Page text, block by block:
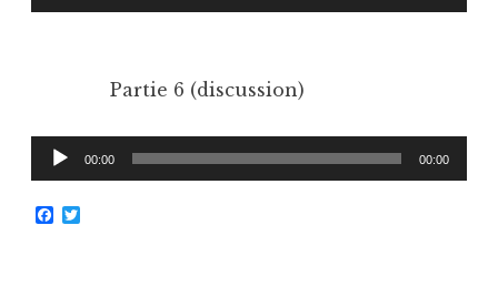
audio
Partie 6 (discussion)
Lecteur
audio
00:00 00:00
F